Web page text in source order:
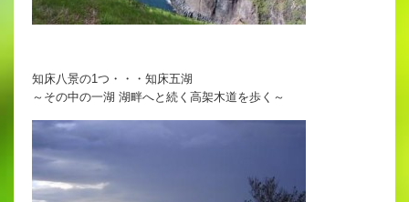
知床八景の1つ・・・知床五湖
～その中の一湖 湖畔へと続く高架木道を歩く～